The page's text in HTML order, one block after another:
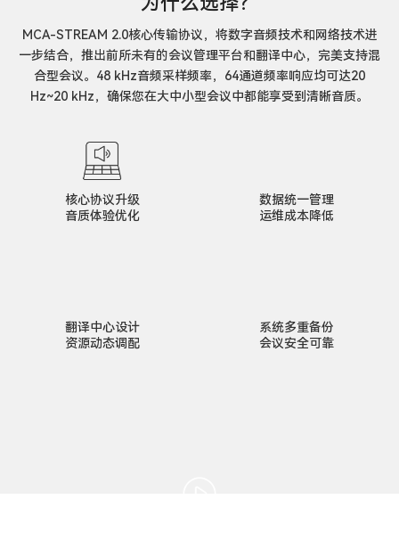
MCA-STREAM 2.0核心传输协议，将数字音频技术和网络技术进
一步结合，推出前所未有的会议管理平台和翻译中心，完美支持混
合型会议。48 kHz音频采样频率，64通道频率响应均可达20
Hz~20 kHz，确保您在大中小型会议中都能享受到清晰音质。
核心协议升级
音质体验优化
数据统一管理
运维成本降低
翻译中心设计
资源动态调配
系统多重备份
会议安全可靠